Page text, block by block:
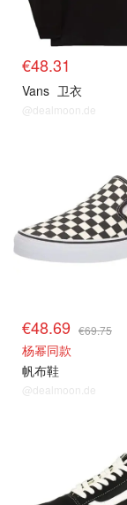
€48.31
Vans 卫衣
@dealmoon.de
€48.69 €69.75
杨幂同款
帆布鞋
@dealmoon.de